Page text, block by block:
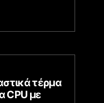
τέρμα
CPU με